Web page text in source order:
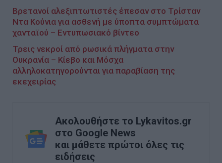
Βρετανοί αλεξιπτωτιστές έπεσαν στο Τρίσταν
Ντα Κούνια για ασθενή με ύποπτα συμπτώματα
χανταϊού – Εντυπωσιακό βίντεο
Τρεις νεκροί από ρωσικά πλήγματα στην
Ουκρανία – Κίεβο και Μόσχα
αλληλοκατηγορούνται για παραβίαση της
εκεχειρίας
Ακολουθήστε το Lykavitos.gr
στο Google News
και μάθετε πρώτοι όλες τις
ειδήσεις